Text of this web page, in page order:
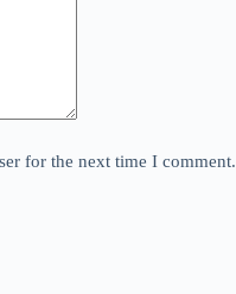
for the next time I comment.